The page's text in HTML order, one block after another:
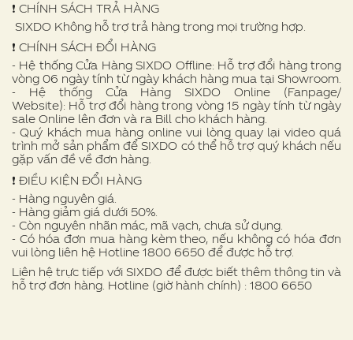
❗️ CHÍNH SÁCH TRẢ HÀNG
SIXDO Không hỗ trợ trả hàng trong mọi trường hợp.
❗️ CHÍNH SÁCH ĐỔI HÀNG
- Hệ thống Cửa Hàng SIXDO Offline: Hỗ trợ đổi hàng trong
vòng 06 ngày tính từ ngày khách hàng mua tại Showroom.
- Hệ thống Cửa Hàng SIXDO Online (Fanpage/
Website): Hỗ trợ đổi hàng trong vòng 15 ngày tính từ ngày
sale Online lên đơn và ra Bill cho khách hàng.
- Quý khách mua hàng online vui lòng quay lại video quá
trình mở sản phẩm để SIXDO có thể hỗ trợ quý khách nếu
gặp vấn đề về đơn hàng.
❗ ️ĐIỀU KIỆN ĐỔI HÀNG
- Hàng nguyên giá.
- Hàng giảm giá dưới 50%.
- Còn nguyên nhãn mác, mã vạch, chưa sử dụng.
- Có hóa đơn mua hàng kèm theo, nếu không có hóa đơn
vui lòng liên hệ Hotline 1800 6650 để được hỗ trợ.
Liên hệ trực tiếp với SIXDO để được biết thêm thông tin và
hỗ trợ đơn hàng. Hotline (giờ hành chính) : 1800 6650